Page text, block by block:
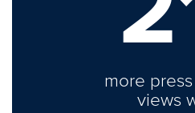
more
views